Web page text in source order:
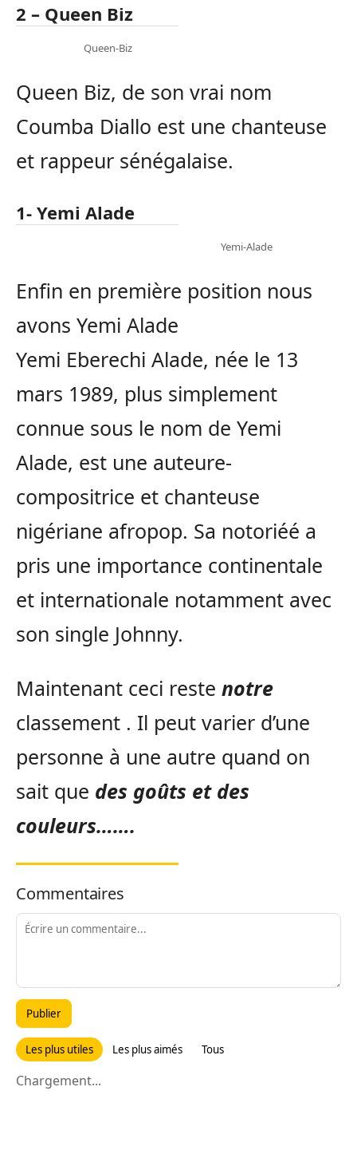
2 – Queen Biz
Queen-Biz
Queen Biz, de son vrai nom
Coumba Diallo est une chanteuse
et rappeur sénégalaise.
1- Yemi Alade
Yemi-Alade
Enfin en première position nous
avons Yemi Alade
Yemi Eberechi Alade, née le 13
mars 1989, plus simplement
connue sous le nom de Yemi
Alade, est une auteure-
compositrice et chanteuse
nigériane afropop. Sa notoriéé a
pris une importance continentale
et internationale notamment avec
son single Johnny.
Maintenant ceci reste notre
classement . Il peut varier d’une
personne à une autre quand on
sait que des goûts et des
couleurs…….
Commentaires
Publier
Les plus utiles Les plus aimés Tous
Chargement...